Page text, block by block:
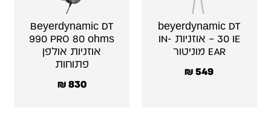
beyerdynamic DT
30 IE – אוזניות IN-
EAR מוניטור
₪549
Beyerdynamic DT
990 PRO 80 ohms
אוזניות אולפן
פתוחות
₪830